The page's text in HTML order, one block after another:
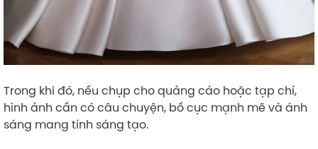
Trong khi đó, nếu chụp cho quảng cáo hoặc tạp chí,
hình ảnh cần có câu chuyện, bố cục mạnh mẽ và ánh
sáng mang tính sáng tạo.